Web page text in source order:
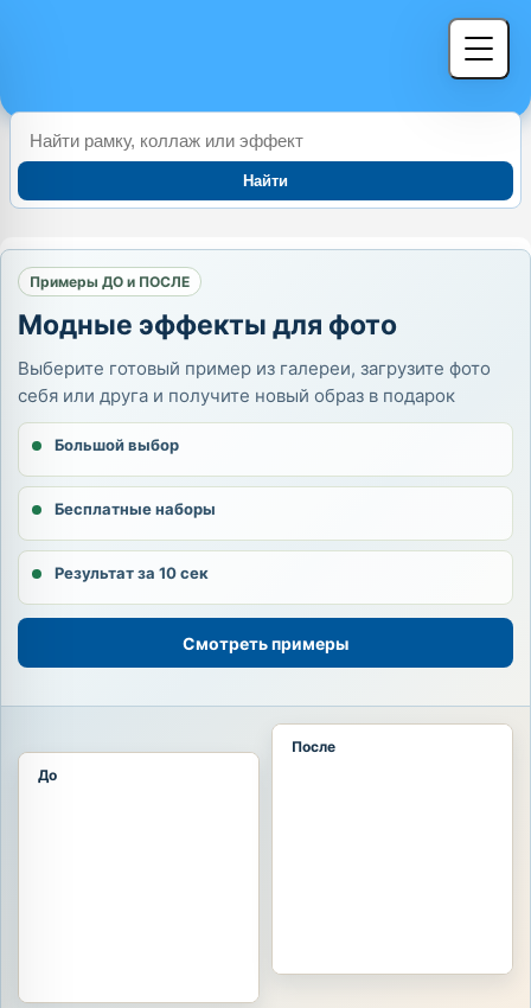
Найти
Примеры ДО и ПОСЛЕ
Модные эффекты для фото
Выберите готовый пример из галереи, загрузите фото
себя или друга и получите новый образ в подарок
Большой выбор
Бесплатные наборы
Результат за 10 сек
Смотреть примеры
До
После